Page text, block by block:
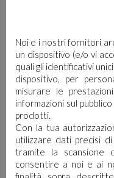
territorio
dedicato alle
vuole
quelle
Noi e i nostri fornitori
un dispositivo (e/o vi
quali gli identificativi
dispositivo, per
misurare le
informazioni sul
prodotti.
Con la tua
utilizzare dati precisi
tramite la scansione
consentire a noi e ai